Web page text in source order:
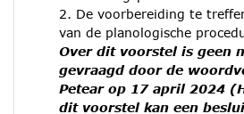
2. De voorbereiding te
van de planologische
Over dit voorstel is geen
gevraagd door de
Petear op 17 april 2024
dit voorstel kan een